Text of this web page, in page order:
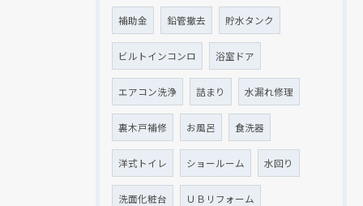
補助金 鉛管撤去 貯水タンク
ビルトインコンロ 浴室ドア
エアコン洗浄 詰まり 水漏れ修理
裏木戸補修 お風呂 食洗器
洋式トイレ ショールーム 水回り
洗面化粧台 ＵＢリフォーム
クリックでチラシのページにジャンプします
クリックでチラシのページにジャンプします